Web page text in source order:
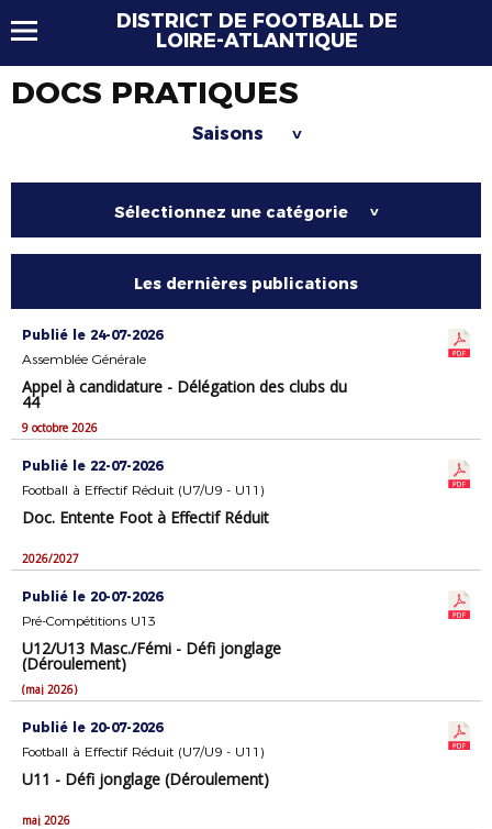
DISTRICT DE FOOTBALL DE
LOIRE-ATLANTIQUE
DOCS PRATIQUES
Saisons >
Sélectionnez une catégorie >
Les dernières publications
Publié le 24-07-2026
Assemblée Générale
Appel à candidature - Délégation des clubs du
44
9 octobre 2026
Publié le 22-07-2026
Football à Effectif Réduit (U7/U9 - U11)
Doc. Entente Foot à Effectif Réduit
2026/2027
Publié le 20-07-2026
Pré-Compétitions U13
U12/U13 Masc./Fémi - Défi jonglage
(Déroulement)
(maj 2026)
Publié le 20-07-2026
Football à Effectif Réduit (U7/U9 - U11)
U11 - Défi jonglage (Déroulement)
maj 2026